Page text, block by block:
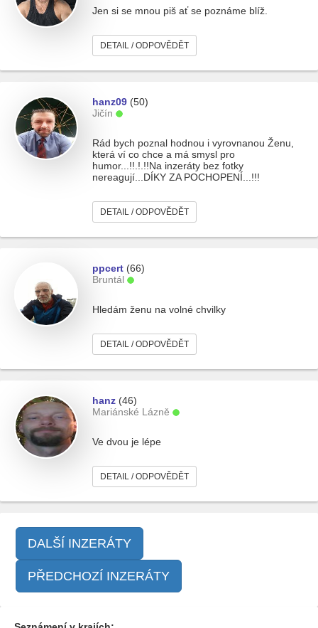
Jen si se mnou piš ať se poznáme blíž.
DETAIL / ODPOVĚDĚT
hanz09 (50)
Jičín
Rád bych poznal hodnou i vyrovnanou Ženu,
která ví co chce a má smysl pro
humor...!!.!.!!Na inzeráty bez fotky
nereagují...DÍKY ZA POCHOPENÍ...!!!
DETAIL / ODPOVĚDĚT
ppcert (66)
Bruntál
Hledám ženu na volné chvilky
DETAIL / ODPOVĚDĚT
hanz (46)
Mariánské Lázně
Ve dvou je lépe
DETAIL / ODPOVĚDĚT
DALŠÍ INZERÁTY
PŘEDCHOZÍ INZERÁTY